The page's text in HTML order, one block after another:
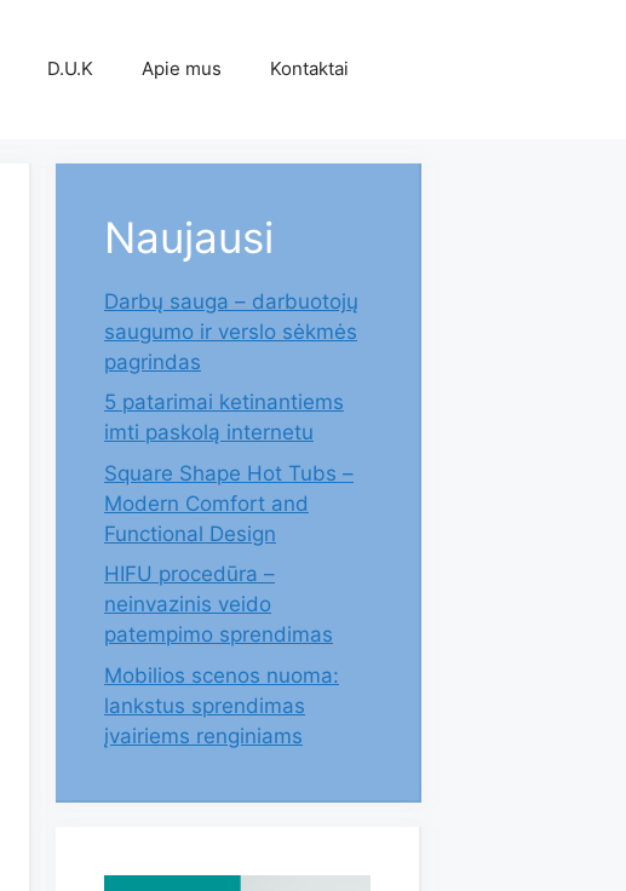
D.U.K Apie mus Kontaktai
Naujausi
Darbų sauga – darbuotojų
saugumo ir verslo sėkmės
pagrindas
5 patarimai ketinantiems
imti paskolą internetu
Square Shape Hot Tubs –
Modern Comfort and
Functional Design
HIFU procedūra –
neinvazinis veido
patempimo sprendimas
Mobilios scenos nuoma:
lankstus sprendimas
įvairiems renginiams